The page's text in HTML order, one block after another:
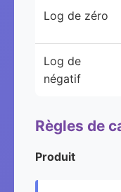
Log de zéro
Log de
négatif
Règles de
Produit